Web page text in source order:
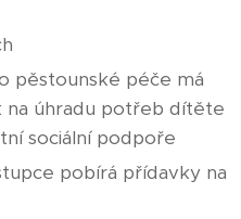
pěstounské péče má
na úhradu potřeb dítěte
sociální podpoře
pobírá přídavky na